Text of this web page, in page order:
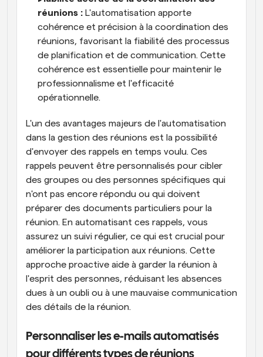
réunions : L'automatisation apporte
cohérence et précision à la coordination des
réunions, favorisant la fiabilité des processus
de planification et de communication. Cette
cohérence est essentielle pour maintenir le
professionnalisme et l'efficacité
opérationnelle.
L'un des avantages majeurs de l'automatisation
dans la gestion des réunions est la possibilité
d'envoyer des rappels en temps voulu. Ces
rappels peuvent être personnalisés pour cibler
des groupes ou des personnes spécifiques qui
n'ont pas encore répondu ou qui doivent
préparer des documents particuliers pour la
réunion. En automatisant ces rappels, vous
assurez un suivi régulier, ce qui est crucial pour
améliorer la participation aux réunions. Cette
approche proactive aide à garder la réunion à
l'esprit des personnes, réduisant les absences
dues à un oubli ou à une mauvaise communication
des détails de la réunion.
Personnaliser les e-mails automatisés
pour différents types de réunions